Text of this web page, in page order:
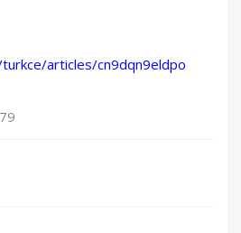
articles/cn9dqn9eldpo